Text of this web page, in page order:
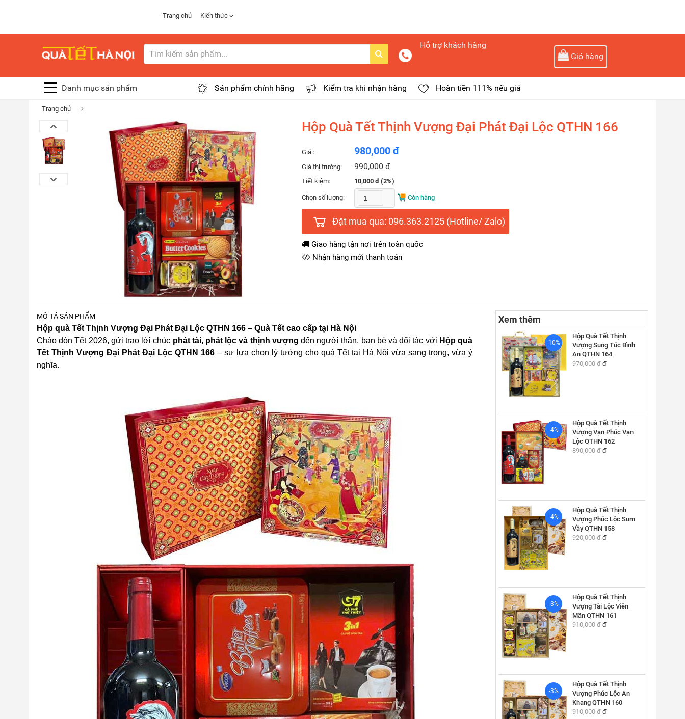
Trang chủ Kiến thức
Hỗ trợ khách hàng
Giỏ hàng
Danh mục sản phẩm Sản phẩm chính hãng Kiểm tra khi nhận hàng Hoàn tiền 111% nếu giả
Trang chủ
Hộp Quà Tết Thịnh Vượng Đại Phát Đại Lộc QTHN 166
Giá : 980,000 đ
Giá thị trường: 990,000 đ
Tiết kiệm: 10,000 đ (2%)
Chọn số lượng: Còn hàng
Đặt mua qua: 096.363.2125 (Hotline/ Zalo)
Giao hàng tận nơi trên toàn quốc
Nhận hàng mới thanh toán
MÔ TẢ SẢN PHẨM
Hộp quà Tết Thịnh Vượng Đại Phát Đại Lộc QTHN 166 – Quà Tết cao cấp tại Hà Nội
Chào đón Tết 2026, gửi trao lời chúc phát tài, phát lộc và thịnh vượng đến người thân, bạn bè và đối tác với Hộp quà
Tết Thịnh Vượng Đại Phát Đại Lộc QTHN 166 – sự lựa chọn lý tưởng cho quà Tết tại Hà Nội vừa sang trọng, vừa ý
nghĩa.
Xem thêm
-10%
Hộp Quà Tết Thịnh
Vượng Sung Túc Bình
An QTHN 164
970,000 đ đ
-4%
Hộp Quà Tết Thịnh
Vượng Vạn Phúc Vạn
Lộc QTHN 162
890,000 đ đ
-4%
Hộp Quà Tết Thịnh
Vượng Phúc Lộc Sum
Vầy QTHN 158
920,000 đ đ
-3%
Hộp Quà Tết Thịnh
Vượng Tài Lộc Viên
Mãn QTHN 161
910,000 đ đ
-3%
Hộp Quà Tết Thịnh
Vượng Phúc Lộc An
Khang QTHN 160
910,000 đ đ